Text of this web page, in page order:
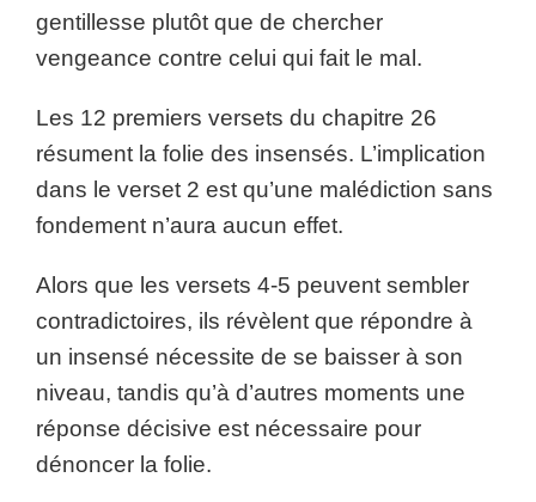
gentillesse plutôt que de chercher
vengeance contre celui qui fait le mal.
Les 12 premiers versets du chapitre 26
résument la folie des insensés. L’implication
dans le verset 2 est qu’une malédiction sans
fondement n’aura aucun effet.
Alors que les versets 4-5 peuvent sembler
contradictoires, ils révèlent que répondre à
un insensé nécessite de se baisser à son
niveau, tandis qu’à d’autres moments une
réponse décisive est nécessaire pour
dénoncer la folie.